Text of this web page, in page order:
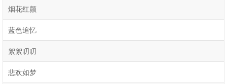
烟花红颜
蓝色追忆
絮絮叨叨
悲欢如梦